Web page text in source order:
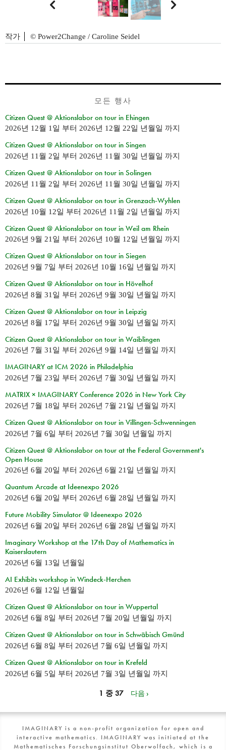
 
작가 © Power2Change / Caroline Seidel
모든 행사
Citizen Quest @ Aktionslabor on tour in Ehingen
2026년 12월 1일 부터 2026년 12월 22일 년월일 까지
Citizen Quest @ Aktionslabor on tour in Singen
2026년 11월 2일 부터 2026년 11월 30일 년월일 까지
Citizen Quest @ Aktionslabor on tour in Solingen
2026년 11월 2일 부터 2026년 11월 30일 년월일 까지
Citizen Quest @ Aktionslabor on tour in Grenzach-Wyhlen
2026년 10월 12일 부터 2026년 11월 2일 년월일 까지
Citizen Quest @ Aktionslabor on tour in Weil am Rhein
2026년 9월 21일 부터 2026년 10월 12일 년월일 까지
Citizen Quest @ Aktionslabor on tour in Siegen
2026년 9월 7일 부터 2026년 10월 16일 년월일 까지
Citizen Quest @ Aktionslabor on tour in Hövelhof
2026년 8월 31일 부터 2026년 9월 30일 년월일 까지
Citizen Quest @ Aktionslabor on tour in Leipzig
2026년 8월 17일 부터 2026년 9월 30일 년월일 까지
Citizen Quest @ Aktionslabor on tour in Waiblingen
2026년 7월 31일 부터 2026년 9월 14일 년월일 까지
IMAGINARY at ICM 2026 in Philadelphia
2026년 7월 23일 부터 2026년 7월 30일 년월일 까지
MATRIX × IMAGINARY Conference 2026 in New York City
2026년 7월 18일 부터 2026년 7월 21일 년월일 까지
Citizen Quest @ Aktionslabor on tour in Villingen-Schwenningen
2026년 7월 6일 부터 2026년 7월 30일 년월일 까지
Citizen Quest @ Aktionslabor on tour at the Federal Government's
Open House
2026년 6월 20일 부터 2026년 6월 21일 년월일 까지
Quantum Arcade at Ideenexpo 2026
2026년 6월 20일 부터 2026년 6월 28일 년월일 까지
Future Mobility Simulator @ Ideenexpo 2026
2026년 6월 20일 부터 2026년 6월 28일 년월일 까지
Imaginary Workshop at the 17th Day of Mathematics in
Kaiserslautern
2026년 6월 13일 년월일
AI Exhibits workshop in Windeck-Herchen
2026년 6월 12일 년월일
Citizen Quest @ Aktionslabor on tour in Wuppertal
2026년 6월 8일 부터 2026년 7월 20일 년월일 까지
Citizen Quest @ Aktionslabor on tour in Schwäbisch Gmünd
2026년 6월 8일 부터 2026년 7월 6일 년월일 까지
Citizen Quest @ Aktionslabor on tour in Krefeld
2026년 6월 5일 부터 2026년 7월 3일 년월일 까지
1 중 37 다음 ›
IMAGINARY is a non-profit organization for open and
interactive mathematics. IMAGINARY was initiated at the
Mathematisches Forschungsinstitut Oberwolfach, which is a